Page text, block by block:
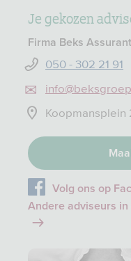
Je gekozen
Firma Beks
050 - 302 21 91
Koopmansplein
Volg ons op
Andere adviseurs in